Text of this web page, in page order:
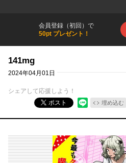
会員登録（初回）で
50pt プレゼント！
141mg
2024年04月01日
シェアして応援しよう！
ポスト
埋め込む